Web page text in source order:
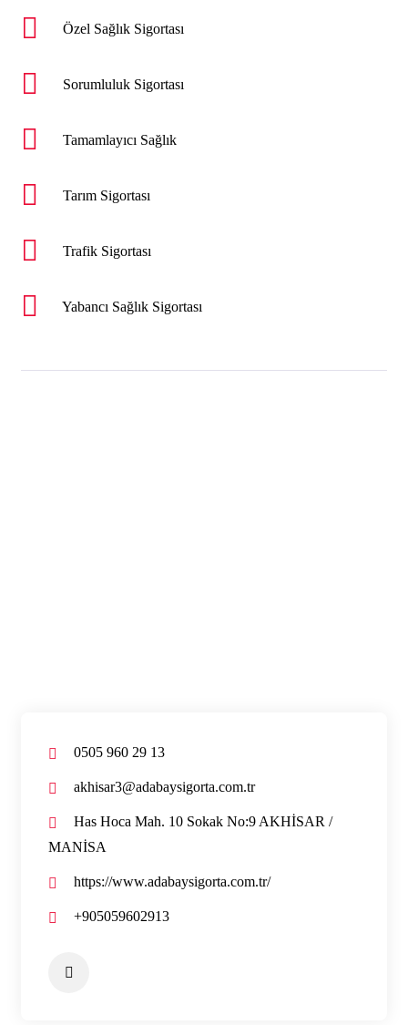
Özel Sağlık Sigortası
Sorumluluk Sigortası
Tamamlayıcı Sağlık
Tarım Sigortası
Trafik Sigortası
Yabancı Sağlık Sigortası
0505 960 29 13
akhisar3@adabaysigorta.com.tr
Has Hoca Mah. 10 Sokak No:9 AKHİSAR /
MANİSA
https://www.adabaysigorta.com.tr/
+905059602913